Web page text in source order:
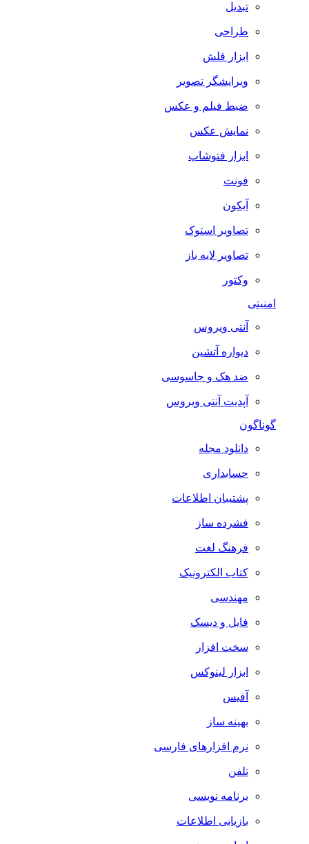
تبدیل
طراحی
ابزار فلش
ویرایشگر تصویر
ضبط فيلم و عكس
نمایش عکس
ابزار فتوشاپ
فونت
آیکون
تصاویر استوک
تصاویر لایه باز
وکتور
امنیتی
آنتی ویروس
دیواره آتشین
ضد هک و جاسوسی
آپدیت آنتی ویروس
گوناگون
دانلود مجله
حسابداری
پشتیبان اطلاعات
فشرده ساز
فرهنگ لغت
کتاب الکترونیک
مهندسی
فایل و دیسک
سخت افزار
ابزار لینوکس
آفیس
بهینه ساز
نرم افزارهای فارسی
تلفن
برنامه نویسی
بازیابی اطلاعات